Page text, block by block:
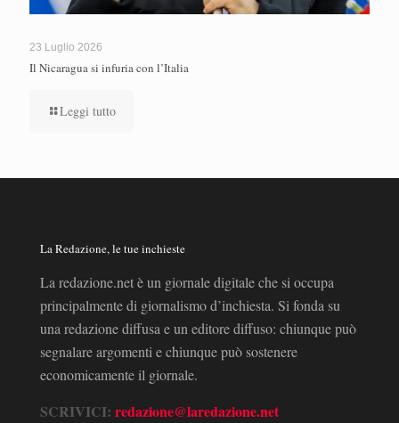
23 Luglio 2026
Il Nicaragua si infuria con l’Italia
Leggi tutto
La Redazione, le tue inchieste
La redazione.net è un giornale digitale che si occupa
principalmente di giornalismo d’inchiesta. Si fonda su
una redazione diffusa e un editore diffuso: chiunque può
segnalare argomenti e chiunque può sostenere
economicamente il giornale.
SCRIVICI: redazione@laredazione.net